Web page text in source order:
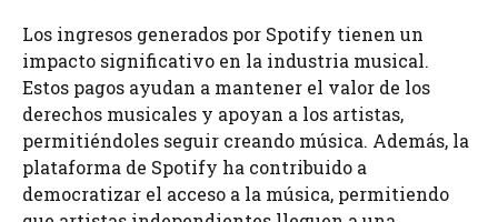
Los ingresos generados por Spotify tienen un
impacto significativo en la industria musical.
Estos pagos ayudan a mantener el valor de los
derechos musicales y apoyan a los artistas,
permitiéndoles seguir creando música. Además, la
plataforma de Spotify ha contribuido a
democratizar el acceso a la música, permitiendo